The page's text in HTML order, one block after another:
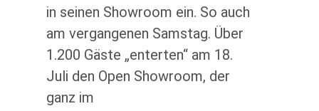
in seinen Showroom ein. So auch
am vergangenen Samstag. Über
1.200 Gäste „enterten“ am 18.
Juli den Open Showroom, der
ganz im